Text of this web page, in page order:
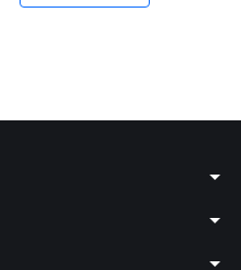
arrow_drop_down
arrow_drop_down
arrow_drop_down